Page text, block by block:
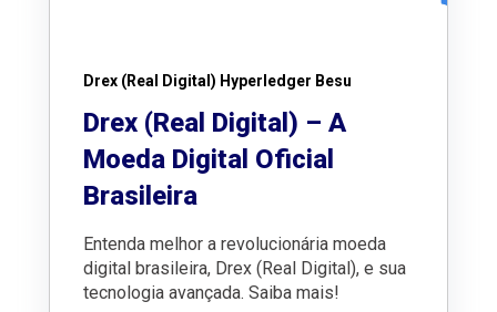
Drex (Real Digital) Hyperledger Besu
Drex (Real Digital) – A
Moeda Digital Oficial
Brasileira
Entenda melhor a revolucionária moeda
digital brasileira, Drex (Real Digital), e sua
tecnologia avançada. Saiba mais!